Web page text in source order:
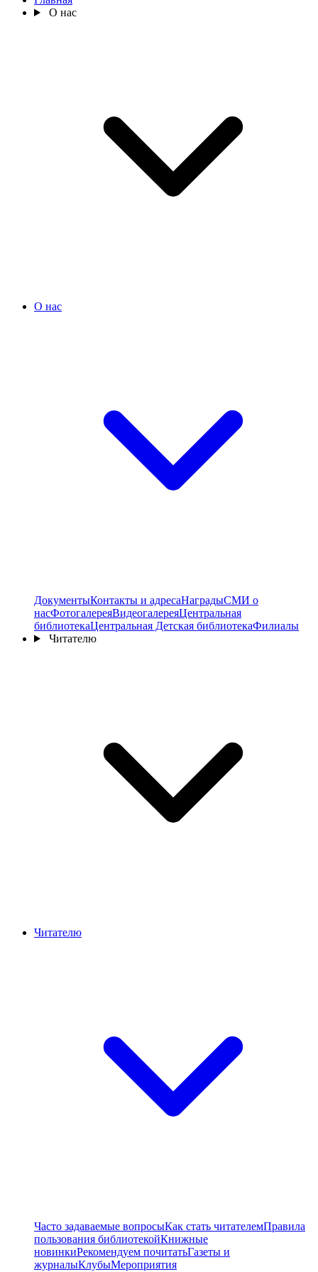
О нас
О нас
ДокументыКонтакты и адресаНаградыСМИ о
насФотогалереяВидеогалереяЦентральная
библиотекаЦентральная Детская библиотекаФилиалы
Читателю
Читателю
Часто задаваемые вопросыКак стать читателемПравила
пользования библиотекойКнижные
новинкиРекомендуем почитатьГазеты и
журналыКлубыМероприятия